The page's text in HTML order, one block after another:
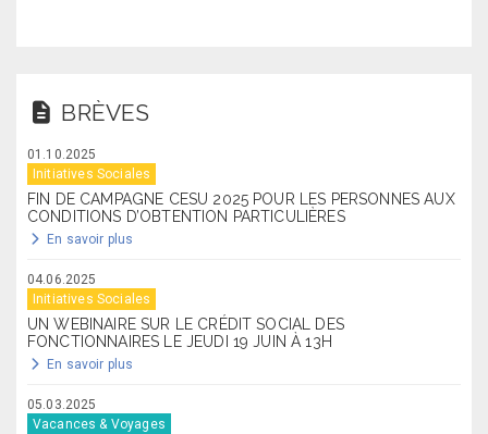
BRÈVES
01.10.2025
Initiatives Sociales
FIN DE CAMPAGNE CESU 2025 POUR LES PERSONNES AUX
CONDITIONS D’OBTENTION PARTICULIÈRES
En savoir plus
04.06.2025
Initiatives Sociales
UN WEBINAIRE SUR LE CRÉDIT SOCIAL DES
FONCTIONNAIRES LE JEUDI 19 JUIN À 13H
En savoir plus
05.03.2025
Vacances & Voyages